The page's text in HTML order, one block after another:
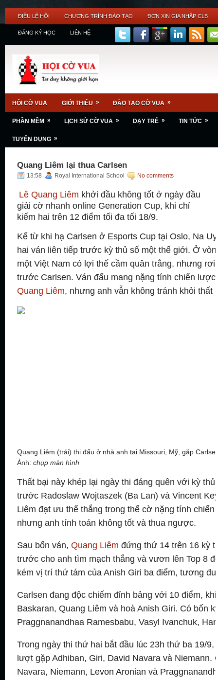
ĐIỀU LỆ HỘI CHƯƠNG TRÌNH ĐÀO TẠO ĐƠN XIN GIA NHẬP CLB
ĐĂNG KÝ HỌC LIÊN HỆ
HỘI CỜ VUA GIỚI THIỆU » ĐÀO TẠO CỜ VUA »
PHẦN MỀM » LỊCH SỬ CỜ VUA » DẠY TRẺ » TIN TỨC »
TUYỂN DỤNG »
Quang Liêm lại thua Carlsen
13:58 Royal International School No comments
Lê Quang Liêm khởi đầu không tốt ở ngày đầu
giải cờ nhanh online Generation Cup, khi chỉ
kiếm hai trên 12 điểm tối đa tối 18/9.
Kể từ khi hạ Carlsen ở Esports Cup tại Oslo, Na
hai ván liên tiếp trước kỳ thủ số một thế giới. Ở
một Việt Nam có lợi thế cầm quân trắng, nhưng
trước Carlsen. Ván đấu mang nặng tính chiến
Quang Liêm, nhưng anh vẫn không tránh khỏi thất
Quang Liêm (trái) thi đấu ở nhà anh tại Missouri, Mỹ, gặp
Ảnh: chụp màn hình
Thất bại này khép lại ngày thi đáng quên với kỳ
trước Radoslaw Wojtaszek (Ba Lan) và Vincent
Liêm đạt ưu thế thắng trong thế cờ nặng tính
nhưng anh tính toán không tốt và thua ngược.
Sau bốn ván, Quang Liêm đứng thứ 14 trên 16 kỳ
trước cho anh tìm mạch thắng và vươn lên Top 8
kém vị trí thứ tám của Anish Giri ba điểm, tương
Carlsen đang độc chiếm đỉnh bảng với 10 điểm,
Baskaran, Quang Liêm và hoà Anish Giri. Có bốn
Praggnanandhaa Ramesbabu, Vasyl Ivanchuk,
Trong ngày thi thứ hai bắt đầu lúc 23h thứ ba 19/
lượt gặp Adhiban, Giri, David Navara và Niemann.
Navara, Niemann, Levon Aronian và